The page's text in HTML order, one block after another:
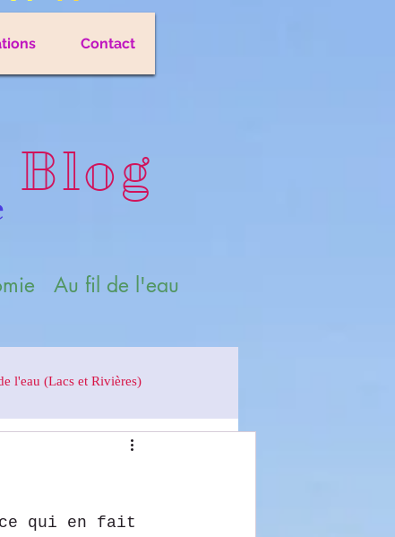
Contact
Au fil de l'eau
l'eau (Lacs et Rivières)
qui en fait